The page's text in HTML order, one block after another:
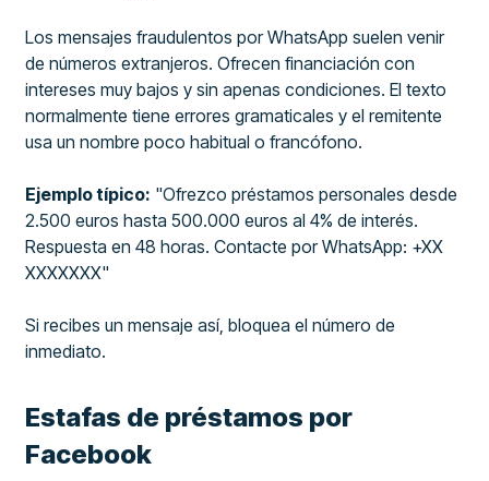
Los mensajes fraudulentos por WhatsApp suelen venir
de números extranjeros. Ofrecen financiación con
intereses muy bajos y sin apenas condiciones. El texto
normalmente tiene errores gramaticales y el remitente
usa un nombre poco habitual o francófono.
Ejemplo típico: "Ofrezco préstamos personales desde
2.500 euros hasta 500.000 euros al 4% de interés.
Respuesta en 48 horas. Contacte por WhatsApp: +XX
XXXXXXX"
Si recibes un mensaje así, bloquea el número de
inmediato.
Estafas de préstamos por
Facebook